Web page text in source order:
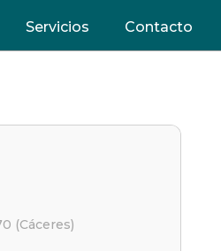
Servicios Contacto
(Cáceres)